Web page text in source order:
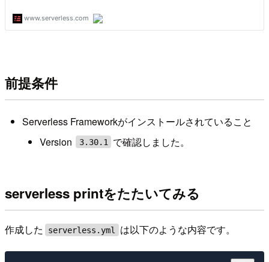
前提条件
Serverless Frameworkがインストールされていること
Version
3.30.1 で確認しました。
serverless printをたたいてみる
作成した serverless.yml は以下のような内容です。